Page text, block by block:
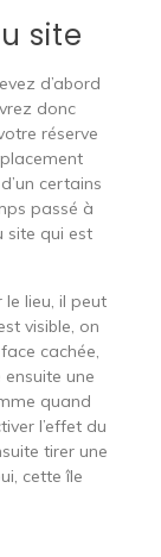
site
d’abord
donc
réserve
certains
passé à
site qui est
lieu, il peut
visible, on
cachée,
une
quand
l’effet du
tirer une
cette île